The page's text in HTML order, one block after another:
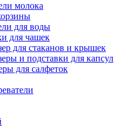
молока
для воды
для чашек
для стаканов и крышек
и подставки для капсул
для салфеток